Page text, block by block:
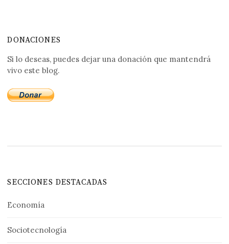
DONACIONES
Si lo deseas, puedes dejar una donación que mantendrá
vivo este blog.
SECCIONES DESTACADAS
Economía
Sociotecnología